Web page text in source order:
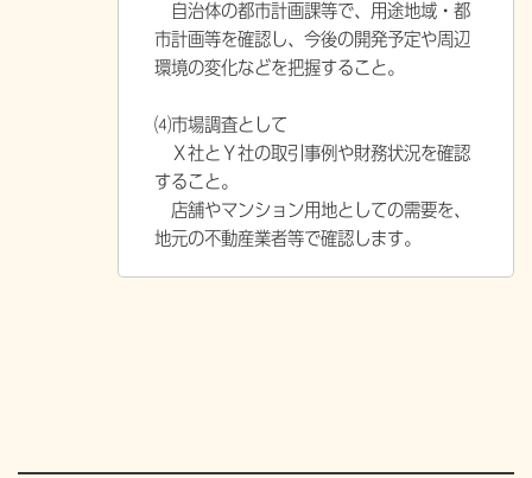
自治体の都市計画課等で、用途地域・都
市計画等を確認し、今後の開発予定や周辺
環境の変化などを把握すること。
⑷市場調査として
Ｘ社とＹ社の取引事例や財務状況を確認
すること。
店舗やマンション用地としての需要を、
地元の不動産業者等で確認します。